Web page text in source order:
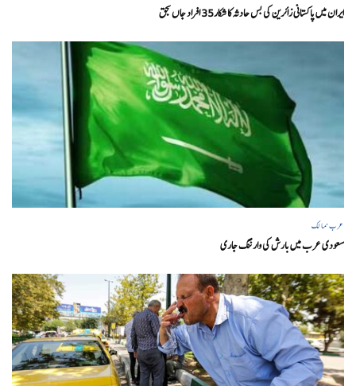
ایران میں پاکستانی زائرین کی بس حادثہ کا شکار35 افراد جاں بحق
عرب ممالک
سعودی عرب میں بارش کی وارننگ جاری